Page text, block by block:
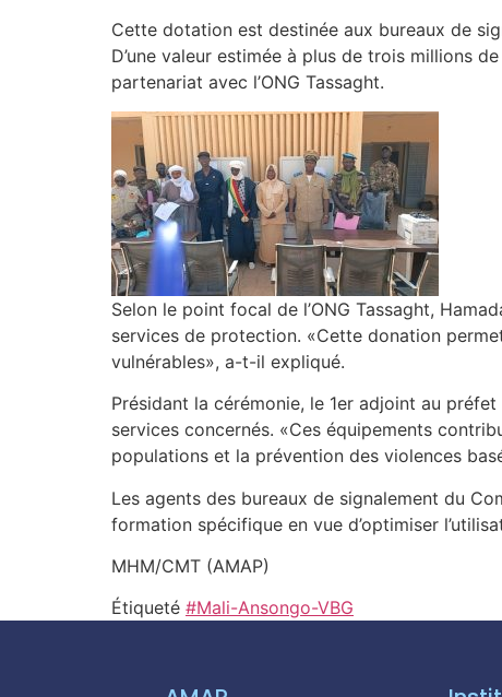
Cette dotation est destinée aux bureaux de
D’une valeur estimée à plus de trois millions
partenariat avec l’ONG Tassaght.
Selon le point focal de l’ONG Tassaght,
services de protection. «Cette donation
vulnérables», a-t-il expliqué.
Présidant la cérémonie, le 1er adjoint au
services concernés. «Ces équipements
populations et la prévention des violences
Les agents des bureaux de signalement du
formation spécifique en vue d’optimiser
MHM/CMT (AMAP)
Étiqueté #Mali-Ansongo-VBG